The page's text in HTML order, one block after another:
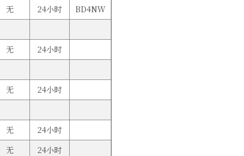
无 24小时
BD4NW
无
24小时
无
24小时
无
24小时
无
24小时